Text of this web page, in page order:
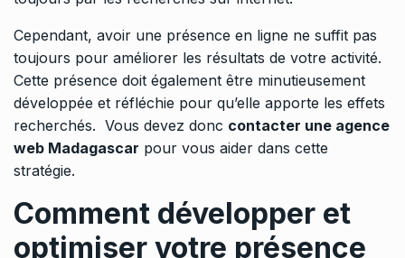
Cependant, avoir une présence en ligne ne suffit pas
toujours pour améliorer les résultats de votre activité.
Cette présence doit également être minutieusement
développée et réfléchie pour qu’elle apporte les effets
recherchés. Vous devez donc contacter une agence
web Madagascar pour vous aider dans cette
stratégie.
Comment développer et
optimiser votre présence